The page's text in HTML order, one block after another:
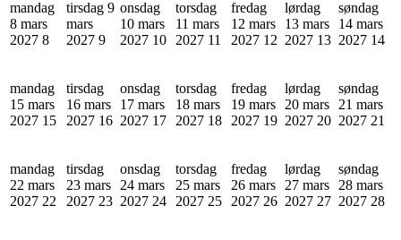
mandag
8 mars
2027 8
tirsdag 9
mars
2027 9
onsdag
10 mars
2027 10
torsdag
11 mars
2027 11
fredag
12 mars
2027 12
lørdag
13 mars
2027 13
søndag
14 mars
2027 14
mandag
15 mars
2027 15
tirsdag
16 mars
2027 16
onsdag
17 mars
2027 17
torsdag
18 mars
2027 18
fredag
19 mars
2027 19
lørdag
20 mars
2027 20
søndag
21 mars
2027 21
mandag
22 mars
2027 22
tirsdag
23 mars
2027 23
onsdag
24 mars
2027 24
torsdag
25 mars
2027 25
fredag
26 mars
2027 26
lørdag
27 mars
2027 27
søndag
28 mars
2027 28